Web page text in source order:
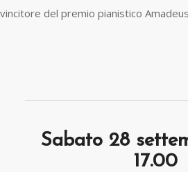
vincitore del premio pianistico
Sabato 28
17.00